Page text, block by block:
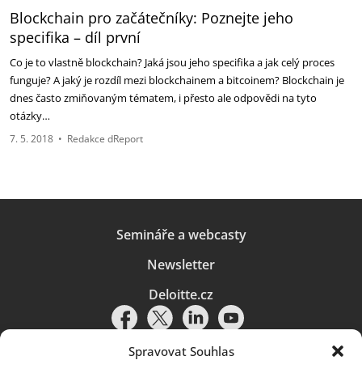
Spravovat Souhlas
Blockchain pro začátečníky: Poznejte jeho
specifika – díl první
Co je to vlastně blockchain? Jaká jsou jeho specifika a jak celý proces
funguje? A jaký je rozdíl mezi blockchainem a bitcoinem? Blockchain je
dnes často zmiňovaným tématem, i přesto ale odpovědi na tyto
otázky…
7. 5. 2018 • Redakce dReport
Semináře a webcasty
Newsletter
Deloitte.cz